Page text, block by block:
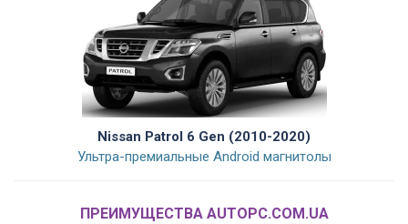
Nissan Patrol 6 Gen (2010-2020)
Ультра-премиальные Android магнитолы
ПРЕИМУЩЕСТВА AUTOPC.COM.UA